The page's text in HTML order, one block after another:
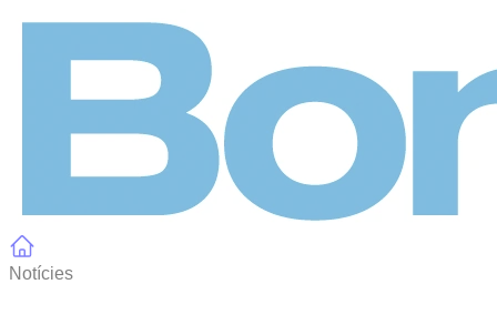
Notícies